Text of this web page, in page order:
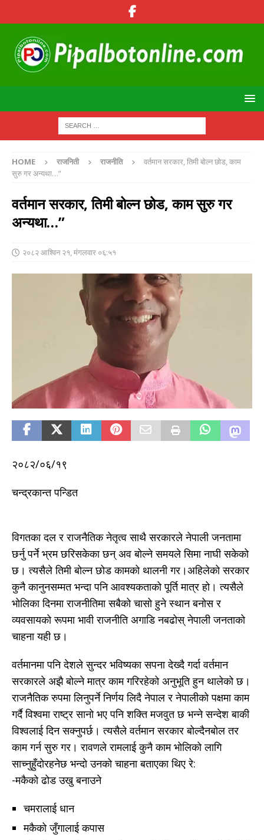
HOME राजनिती राजनीति
वर्तमान सरकार, तिमी बोल्न छोड, काम
सुरु गर अन्यथा…”
वर्तमान सरकार, तिमी बोल्न छोड, काम सुरु गर
अन्यथा…”
२०८२ आश्विन २१, मंगलवार ०६:५१
२०८२/०६/१९
चन्द्रकान्त पन्डित
विगतका दल र राजनैतिक नेतृत्व साथै सरकारले नेपाली जनतामा
छर्नु पर्ने भ्रम छरिसकेका छन् अव बोल्ने समयले सिमा नाघी सकेको
छ। त्यसैले तिमी बोल्न छोड कामको थालनी गर।‌अहिलेको सरकार
कुनै कानुनसम्मत भन्दा पनि आवश्यकताको पूर्ति मात्र हो। त्यसैले
भोलिका दिनमा राजनीतिमा सबैको चासो हुने स्थान बनोस र
व्यवसायको रूपमा भावी राजनीति अगाडि नबढोस् नेपाली जनताको
चाहना यही छ।
वर्तमानमा पनि देशले सुन्दर भविष्यका सपना देख्दै गर्दा वर्तमान
सरकारले अझै बोल्ने मात्र काम गरिरहेको अनुभूति हुन थालेको छ।
राजनैतिक रुपमा लिनुपर्ने निर्णय लिदै नेपाल र नेपालीको पक्षमा काम
गर्दै विश्वमा राष्ट्र सानो भए पनि शक्ति मजवुत छ भन्ने सन्देश बाकी
विश्वलाई दिन सक्नुपर्छ। त्यसैले वर्तमान सरकार बोल्दैनबोल तर
काम गर्न सुरु गर। रावणले रामलाई कुनै काम भोलिको लागि
साच्नुहुँदोरहनेछ भन्दो उनको चाहना बताएका थिए रे:
-मकैको ढोड उखु बनाउने
चमरालाई धान
मकैको जुँगालाई कपास